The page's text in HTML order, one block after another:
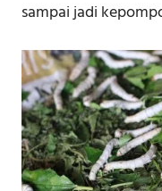
sampai jadi